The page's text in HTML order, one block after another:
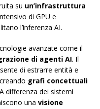
su un’infrastruttura
di GPU e
l’inferenza AI.
avanzate come il
di agenti AI. Il
di estrarre entità e
grafi concettuali
differenza dei sistemi
una visione